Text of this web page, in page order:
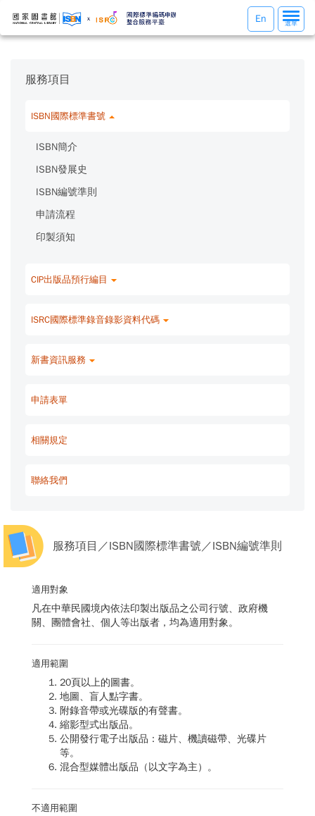
選
單
選單
En
服務項目
ISBN國際標準書號
ISBN簡介
ISBN發展史
ISBN編號準則
申請流程
印製須知
CIP出版品預行編目
ISRC國際標準錄音錄影資料代碼
新書資訊服務
申請表單
相關規定
聯絡我們
服務項目／ISBN國際標準書號／ISBN編號準則
適用對象
凡在中華民國境內依法印製出版品之公司行號、政府機
關、團體會社、個人等出版者，均為適用對象。
適用範圍
20頁以上的圖書。
地圖、盲人點字書。
附錄音帶或光碟版的有聲書。
縮影型式出版品。
公開發行電子出版品：磁片、機讀磁帶、光碟片
等。
混合型媒體出版品（以文字為主）。
不適用範圍